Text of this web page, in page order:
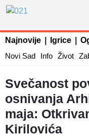
Najnovije Igrice
Novi Sad
Info Život
Svečanost
osnivanja
maja:
Kirilovića